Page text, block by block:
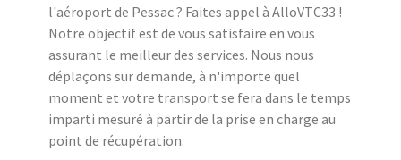
l'aéroport de Pessac ? Faites appel à AlloVTC33 !
Notre objectif est de vous satisfaire en vous
assurant le meilleur des services. Nous nous
déplaçons sur demande, à n'importe quel
moment et votre transport se fera dans le temps
imparti mesuré à partir de la prise en charge au
point de récupération.